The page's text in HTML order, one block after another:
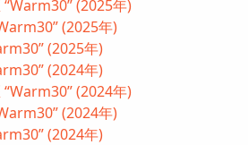
(2025年)
(2025年)
(2025年)
(2024年)
(2024年)
(2024年)
(2024年)